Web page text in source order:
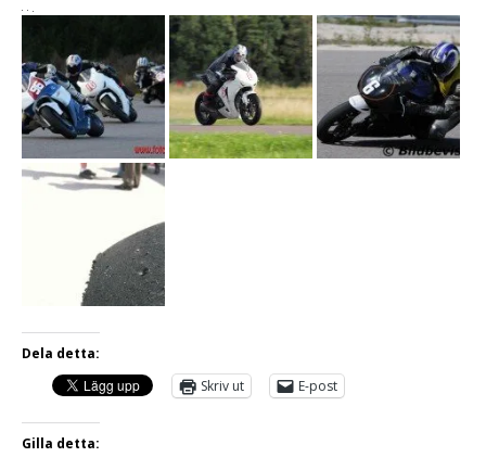
Dela detta:
Skriv ut
E-post
Gilla detta: